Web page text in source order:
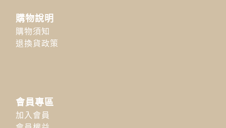
購物說明
購物須知
退換貨政策
會員專區
加入會員